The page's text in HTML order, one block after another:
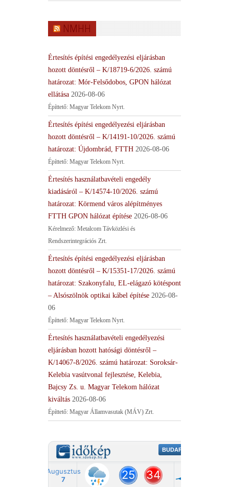
NMHH
Értesítés építési engedélyezési eljárásban
hozott döntésről – K/18719-6/2026. számú
határozat: Mór-Felsődobos, GPON hálózat
ellátása 2026-08-06
Építtető: Magyar Telekom Nyrt.
Értesítés építési engedélyezési eljárásban
hozott döntésről – K/14191-10/2026. számú
határozat: Újdombrád, FTTH 2026-08-06
Építtető: Magyar Telekom Nyrt.
Értesítés használatbavételi engedély
kiadásáról – K/14574-10/2026. számú
határozat: Körmend város alépítményes
FTTH GPON hálózat építése 2026-08-06
Kérelmező: Metalcom Távközlési és
Rendszerintegrációs Zrt.
Értesítés építési engedélyezési eljárásban
hozott döntésről – K/15351-17/2026. számú
határozat: Szakonyfalu, EL-elágazó kötéspont
– Alsószölnök optikai kábel építése 2026-08-
06
Építtető: Magyar Telekom Nyrt.
Értesítés használatbavételi engedélyezési
eljárásban hozott hatósági döntésről –
K/14067-8/2026. számú határozat: Soroksár-
Kelebia vasútvonal fejlesztése, Kelebia,
Bajcsy Zs. u. Magyar Telekom hálózat
kiváltás 2026-08-06
Építtető: Magyar Államvasutak (MÁV) Zrt.